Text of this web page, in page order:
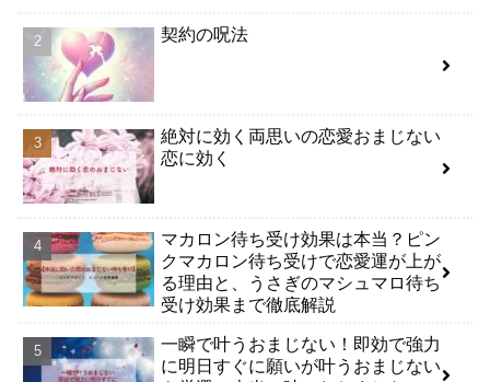
契約の呪法
絶対に効く両思いの恋愛おまじない
恋に効く
マカロン待ち受け効果は本当？ピン
クマカロン待ち受けで恋愛運が上が
る理由と、うさぎのマシュマロ待ち
受け効果まで徹底解説
一瞬で叶うおまじない！即効で強力
に明日すぐに願いが叶うおまじない